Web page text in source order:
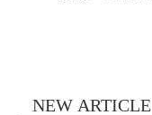
NEW ARTICLE